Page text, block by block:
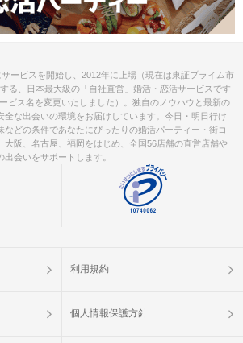
ービスを開始し、2012年に上場（現在は東証プライム市
る、日本最大級の「自社直営」婚活・恋活サービスです
ビス名を変更いたしました）。独自のノウハウと最新の
全な出会いの環境をお届けしています。今日・明日行け
などの条件であなたにぴったりの婚活パーティー・街コ
大阪、名古屋、福岡をはじめ、全国56店舗の直営店舗や
会いをサポートします。
利用規約
個人情報保護方針